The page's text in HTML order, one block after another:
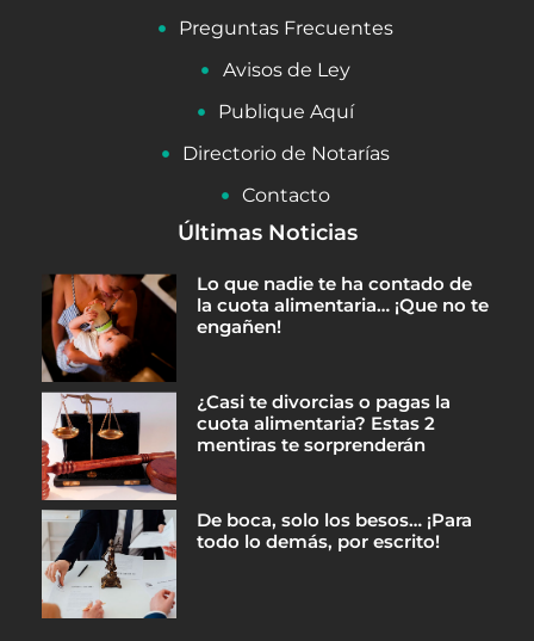
Preguntas Frecuentes
Avisos de Ley
Publique Aquí
Directorio de Notarías
Contacto
Últimas Noticias
Lo que nadie te ha contado de
la cuota alimentaria… ¡Que no te
engañen!
¿Casi te divorcias o pagas la
cuota alimentaria? Estas 2
mentiras te sorprenderán
De boca, solo los besos… ¡Para
todo lo demás, por escrito!